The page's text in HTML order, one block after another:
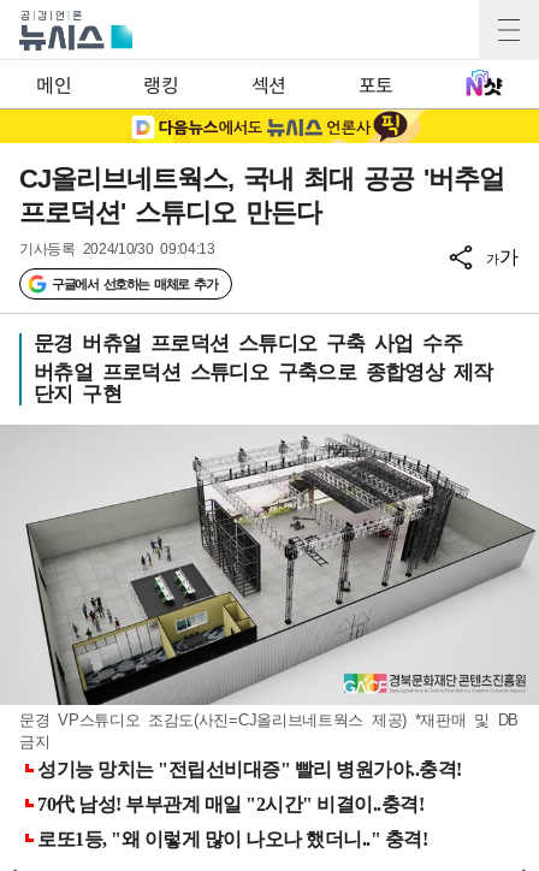
메인 랭킹 섹션 포토
CJ올리브네트웍스, 국내 최대 공공 '버추얼
프로덕션' 스튜디오 만든다
기사등록 2024/10/30 09:04:13
구글에서 선호하는 매체로 추가
가가
문경 버츄얼 프로덕션 스튜디오 구축 사업 수주
버츄얼 프로덕션 스튜디오 구축으로 종합영상 제작
단지 구현
문경 VP스튜디오 조감도(사진=CJ올리브네트웍스 제공) *재판매 및 DB
금지